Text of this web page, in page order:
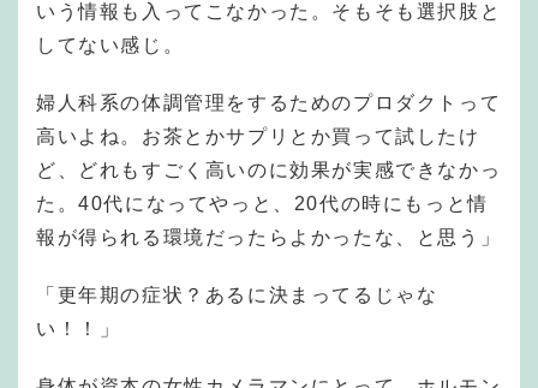
いう情報も入ってこなかった。そもそも選択肢と
してない感じ。
婦人科系の体調管理をするためのプロダクトって
高いよね。お茶とかサプリとか買って試したけ
ど、どれもすごく高いのに効果が実感できなかっ
た。40代になってやっと、20代の時にもっと情
報が得られる環境だったらよかったな、と思う」
「更年期の症状？あるに決まってるじゃな
い！！」